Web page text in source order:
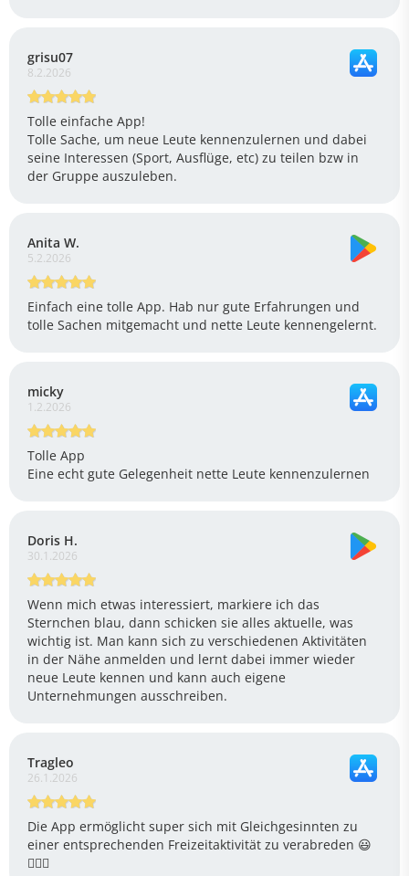
grisu07
8.2.2026
Tolle einfache App!
Tolle Sache, um neue Leute kennenzulernen und dabei
seine Interessen (Sport, Ausflüge, etc) zu teilen bzw in
der Gruppe auszuleben.
Anita W.
5.2.2026
Einfach eine tolle App. Hab nur gute Erfahrungen und
tolle Sachen mitgemacht und nette Leute kennengelernt.
micky
1.2.2026
Tolle App
Eine echt gute Gelegenheit nette Leute kennenzulernen
Doris H.
30.1.2026
Wenn mich etwas interessiert, markiere ich das
Sternchen blau, dann schicken sie alles aktuelle, was
wichtig ist. Man kann sich zu verschiedenen Aktivitäten
in der Nähe anmelden und lernt dabei immer wieder
neue Leute kennen und kann auch eigene
Unternehmungen ausschreiben.
Tragleo
26.1.2026
Die App ermöglicht super sich mit Gleichgesinnten zu
einer entsprechenden Freizeitaktivität zu verabreden 😃
🙋🏻‍♂️